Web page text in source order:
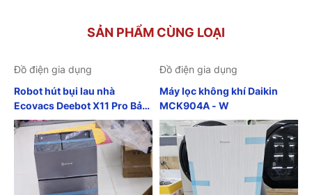
SẢN PHẨM CÙNG LOẠI
Đồ điện gia dụng
Robot hút bụi lau nhà
Ecovacs Deebot X11 Pro Bản
Quốc Tế date 2025
Đồ điện gia dụng
Máy lọc không khí Daikin
MCK904A - W